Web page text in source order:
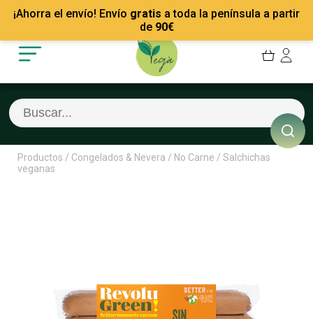
¡Ahorra el envío! Envío gratis a toda la península a partir
de 90€
Mis Pedidos
Mis favoritos
Cerrar sesión
Recetas
Empresas
Contacto
Productos / Congelados & Nevera / No Carne / Salchichas
veganas